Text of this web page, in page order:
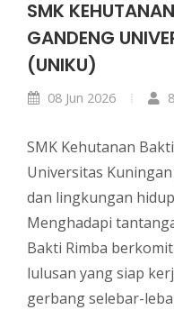
SMK
GANDENG
(UNIKU)
08 Jun 2026
SMK Kehutanan
Universitas
dan lingkungan
Menghadapi
Bakti Rimba
lulusan yang siap
gerbang selebar-